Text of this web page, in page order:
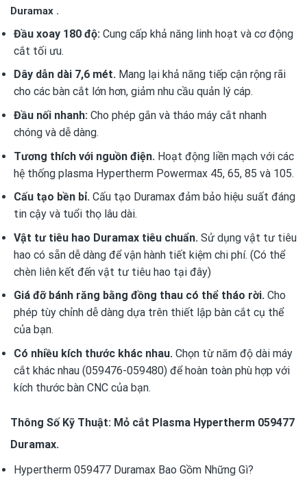
Duramax .
Đầu xoay 180 độ:Cung cấp khả năng linh hoạt và cơ động
cắt tối ưu.
Dây dẫn dài 7,6 mét.Mang lại khả năng tiếp cận rộng rãi
cho các bàn cắt lớn hơn, giảm nhu cầu quản lý cáp.
Đầu nối nhanh:Cho phép gắn và tháo máy cắt nhanh
chóng và dễ dàng.
Tương thích với nguồn điện. Hoạt động liền mạch với các
hệ thống plasma Hypertherm Powermax 45, 65, 85 và 105.
Cấu tạo bền bỉ.Cấu tạo Duramax đảm bảo hiệu suất đáng
tin cậy và tuổi thọ lâu dài.
Vật tư tiêu hao Duramax tiêu chuẩn. Sử dụng vật tư tiêu
hao có sẵn dễ dàng để vận hành tiết kiệm chi phí. (Có thể
chèn liên kết đến vật tư tiêu hao tại đây)
Giá đỡ bánh răng bằng đồng thau có thể tháo rời.Cho
phép tùy chỉnh dễ dàng dựa trên thiết lập bàn cắt cụ thể
của bạn.
Có nhiều kích thước khác nhau.Chọn từ năm độ dài máy
cắt khác nhau (059476-059480) để hoàn toàn phù hợp với
kích thước bàn CNC của bạn.
Thông Số Kỹ Thuật: Mỏ cắt Plasma Hypertherm 059477
Duramax.
Hypertherm 059477 Duramax Bao Gồm Những Gì?